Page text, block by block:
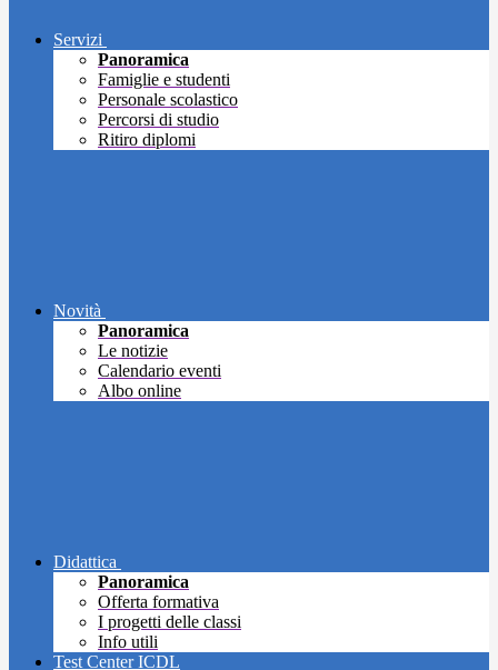
Servizi
Panoramica
Famiglie e studenti
Personale scolastico
Percorsi di studio
Ritiro diplomi
Novità
Panoramica
Le notizie
Calendario eventi
Albo online
Didattica
Panoramica
Offerta formativa
I progetti delle classi
Info utili
Test Center ICDL